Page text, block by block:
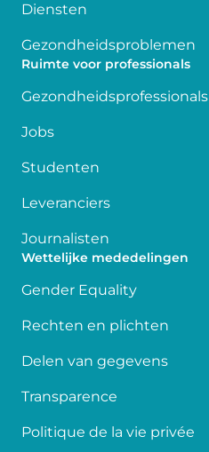
Diensten
Gezondheidsproblemen
Ruimte voor professionals
Gezondheidsprofessionals
Jobs
Studenten
Leveranciers
Journalisten
Wettelijke mededelingen
Gender Equality
Rechten en plichten
Delen van gegevens
Transparence
Politique de la vie privée